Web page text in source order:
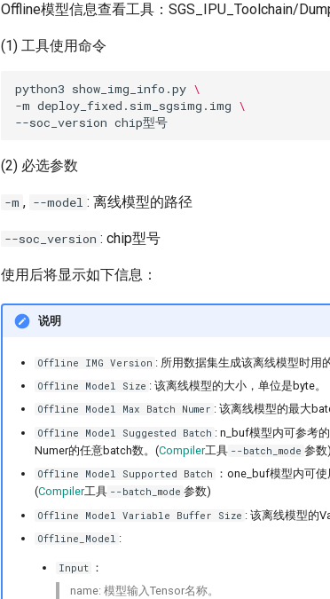
Offline模型信息查看工具：SGS_IPU_Toolchain/
(1) 工具使用命令
python3 show_img_info.py \
-m deploy_fixed.sim_sgsimg.img \
--soc_version
(2) 必选参数
-m , --model : 离线模型的路径
--soc_version : chip型号
使用后将显示如下信息：
说明
Offline IMG Version : 所用数据集生成该离线模型时用
Offline Model Size : 该离线模型的大小，单位是byte。
Offline Model Max Batch Numer : 该离线模型的最大
Offline Model Suggested Batch : n_buf模型内可参考
Numer的任意batch数。(Compiler工具 --batch_mode 参数)
Offline Model Supported Batch
：one_buf模型内可
(Compiler工具 --batch_mode 参数)
Offline Model Variable Buffer Size : 该离线模型的
Offline_Model :
Input ：
name: 模型输入Tensor名称。